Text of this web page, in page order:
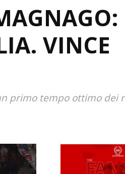
VINCE
primo tempo ottimo dei